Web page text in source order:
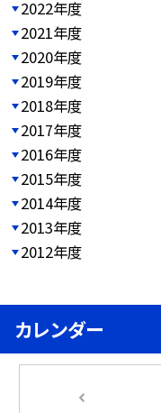
2022年度
2021年度
2020年度
2019年度
2018年度
2017年度
2016年度
2015年度
2014年度
2013年度
2012年度
カレンダー